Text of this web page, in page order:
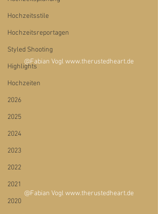
Hochzeitsstile
Hochzeitsreportagen
Styled Shooting
Highlights
Hochzeiten
2026
2025
2024
2023
2022
2021
2020
@Fabian Vogl www.therustedheart.de
@Fabian Vogl www.therustedheart.de